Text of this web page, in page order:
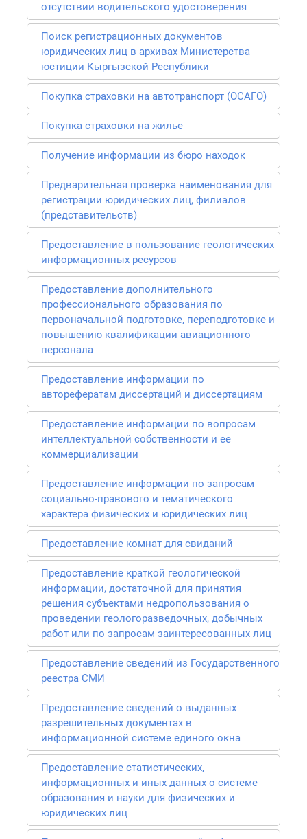
отсутствии водительского удостоверения
Поиск регистрационных документов
юридических лиц в архивах Министерства
юстиции Кыргызской Республики
Покупка страховки на автотранспорт (ОСАГО)
Покупка страховки на жилье
Получение информации из бюро находок
Предварительная проверка наименования для
регистрации юридических лиц, филиалов
(представительств)
Предоставление в пользование геологических
информационных ресурсов
Предоставление дополнительного
профессионального образования по
первоначальной подготовке, переподготовке и
повышению квалификации авиационного
персонала
Предоставление информации по
авторефератам диссертаций и диссертациям
Предоставление информации по вопросам
интеллектуальной собственности и ее
коммерциализации
Предоставление информации по запросам
социально-правового и тематического
характера физических и юридических лиц
Предоставление комнат для свиданий
Предоставление краткой геологической
информации, достаточной для принятия
решения субъектами недропользования о
проведении геологоразведочных, добычных
работ или по запросам заинтересованных лиц
Предоставление сведений из Государственного
реестра СМИ
Предоставление сведений о выданных
разрешительных документах в
информационной системе единого окна
Предоставление статистических,
информационных и иных данных о системе
образования и науки для физических и
юридических лиц